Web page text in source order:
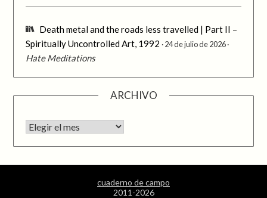
Death metal and the roads less travelled | Part II –
Spiritually Uncontrolled Art, 1992
24 de julio de 2026
Hate Meditations
ARCHIVO
Archivo
cuaderno de campo
2011-2026